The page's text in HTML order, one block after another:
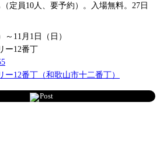
定員10人、要予約）。入場無料。27日
～11月1日（日）
ー12番丁
ー12番丁（和歌山市十二番丁）
Post